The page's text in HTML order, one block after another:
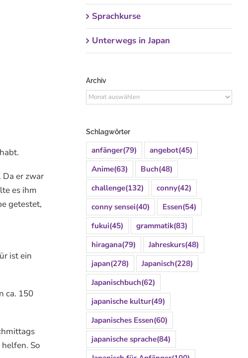
Da er zwar
es ihm
getestet,
ist ein
ca. 150
So
Sprachkurse
Unterwegs in Japan
Archiv
Archiv
Schlagwörter
anfänger(79) angebot(45)
Anime(63) Buch(48)
challenge(132) conny(42)
conny sensei(40) Essen(54)
fukui(45) grammatik(83)
hiragana(79) Jahreskurs(48)
japan(278) Japanisch(228)
Japanischbuch(62)
japanische kultur(49)
Japanisches Essen(60)
japanische sprache(84)